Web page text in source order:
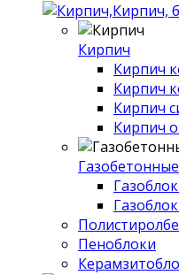
Кирпич,
Кирпич
Кирпич
Кирпич
Кирпич
Кирпич
Пеноблоки